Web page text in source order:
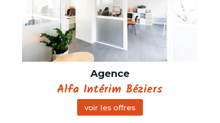
Agence
Alfa Intérim Béziers
voir les offres